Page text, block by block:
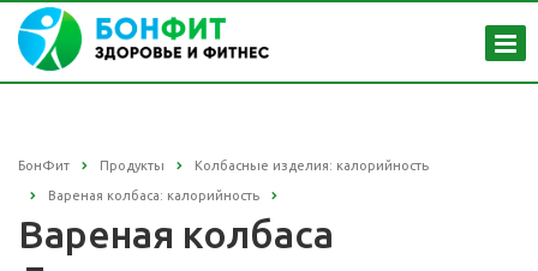
БонФит Продукты Колбасные изделия: калорийность
Вареная колбаса: калорийность
Вареная колбаса